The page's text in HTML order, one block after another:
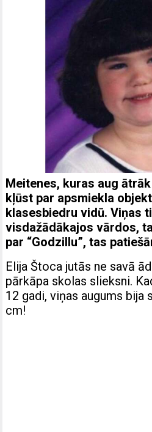
Meitenes, kuras aug
kļūst par apsmiekla
klasesbiedru vidū. Viņas
visdažādākajos vārdos,
par “Godzillu”, tas
Elija Štoca jutās ne savā
pārkāpa skolas slieksni.
12 gadi, viņas augums bija
cm!